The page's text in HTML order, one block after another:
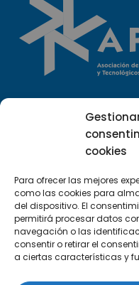
cookies
Para ofrecer las mejores
como las cookies para
del dispositivo. El
permitirá procesar datos
navegación o las
consentir o retirar el
a ciertas características y
(+34) 951 23
Encuéntranos
C/Marie
29590